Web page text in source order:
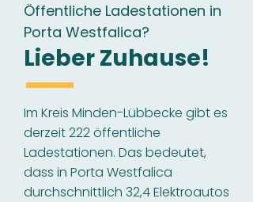
Öffentliche Ladestationen in
Porta Westfalica?
Lieber Zuhause!
Im Kreis Minden-Lübbecke gibt es
derzeit 222 öffentliche
Ladestationen. Das bedeutet,
dass in Porta Westfalica
durchschnittlich 32,4 Elektroautos